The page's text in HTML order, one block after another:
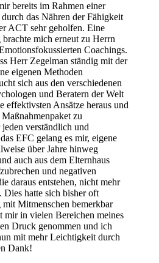
bereits im Rahmen einer
das Nähren der Fähigkeit
ACT sehr geholfen. Eine
mich erneut zu Herrn
Coachings.
Herr Zegelman ständig mit der
eigenen Methoden
sich aus den verschiedenen
und Beratern der Welt
effektivsten Ansätze heraus und
zu
verständlich und
EFC gelang es mir, eigene
über Jahre hinweg
auch aus dem Elternhaus
und negativen
daraus entstehen, nicht mehr
Dies hatte sich bisher oft
Mitmenschen bemerkbar
mir in vielen Bereichen meines
Druck genommen und ich
mit mehr Leichtigkeit durch
Dank!